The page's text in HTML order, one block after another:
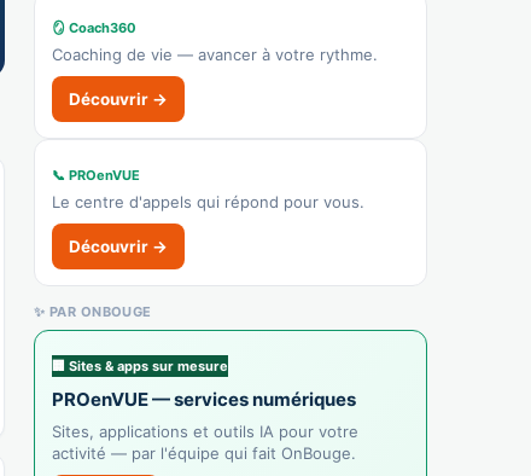
👉 C'est votre commerce ?
Pharmacie du Canal
Recensé · non-membre
Pharmacie
Afficher le n°
🌐 Voir le site
👉 C'est votre commerce ?
Le Shanti
Recensé · non-membre
Indien
Afficher le n°
🌐 Voir le site
🪞 Coach360
Coaching de vie — avancer à votre rythme.
Découvrir →
📞 PROenVUE
Le centre d'appels qui répond pour vous.
Découvrir →
✨ PAR ONBOUGE
🏢 Sites & apps sur mesure
PROenVUE — services numériques
Sites, applications et outils IA pour votre
activité — par l'équipe qui fait OnBouge.